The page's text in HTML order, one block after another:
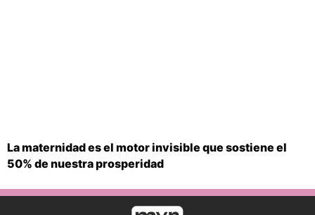
La maternidad es el motor invisible que sostiene el
50% de nuestra prosperidad